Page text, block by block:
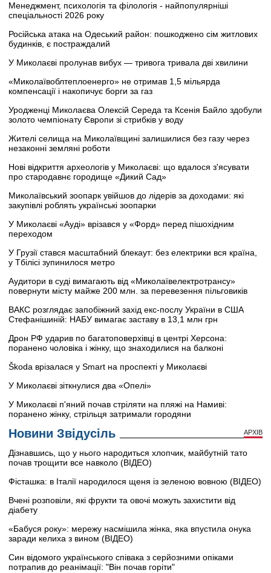
Менеджмент, психологія та філологія - найпопулярніші
спеціальності 2026 року
Російська атака на Одеський район: пошкоджено сім житлових
будинків, є постраждалий
У Миколаєві пролунав вибух — тривога тривала дві хвилини
«Миколаївоблтеплоенерго» не отримав 1,5 мільярда
компенсації і накопичує борги за газ
Уродженці Миколаєва Олексій Середа та Ксенія Байло здобули
золото чемпіонату Європи зі стрибків у воду
Жителі селища на Миколаївщині залишилися без газу через
незаконні земляні роботи
Нові відкриття археологів у Миколаєві: що вдалося з'ясувати
про стародавнє городище «Дикий Сад»
Миколаївський зоопарк увійшов до лідерів за доходами: які
закупівлі роблять українські зоопарки
У Миколаєві «Ауді» врізався у «Форд» перед пішохідним
переходом
У Грузії стався масштабний блекаут: без електрики вся країна,
у Тбілісі зупинилося метро
Аудитори в суді вимагають від «Миколаївелектротрансу»
повернути місту майже 200 млн. за перевезення пільговиків
ВАКС розглядає запобіжний захід екс-послу України в США
Стефанішиній: НАБУ вимагає заставу в 13,1 млн грн
Дрон РФ ударив по багатоповерхівці в центрі Херсона:
поранено чоловіка і жінку, що знаходилися на балконі
Škoda врізалася у Smart на проспекті у Миколаєві
У Миколаєві зіткнулися два «Опелі»
У Миколаєві п'яний почав стріляти на пляжі на Намиві:
поранено жінку, стрільця затримали городяни
Новини Звідусіль АРХІВ
Дізнавшись, що у нього народиться хлопчик, майбутній тато
почав трощити все навколо (ВІДЕО)
Фісташка: в Італії народилося щеня із зеленою вовною (ВІДЕО)
Вчені розповіли, які фрукти та овочі можуть захистити від
діабету
«Бабуся року»: мережу насмішила жінка, яка впустила онука
заради келиха з вином (ВІДЕО)
Син відомого українського співака з серйозними опіками
потрапив до реанімації: "Він почав горіти"